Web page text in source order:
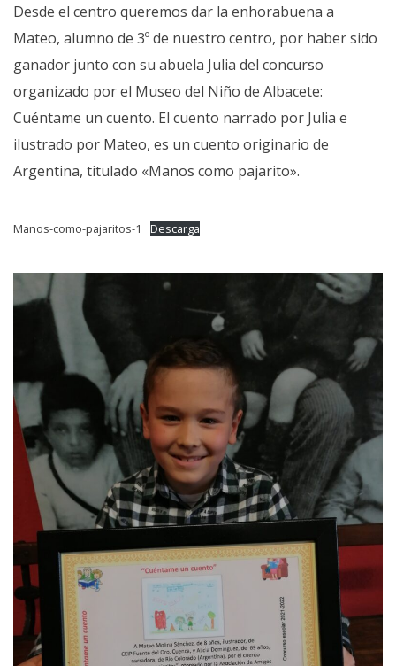
Desde el centro queremos dar la enhorabuena a
Mateo, alumno de 3º de nuestro centro, por haber sido
ganador junto con su abuela Julia del concurso
organizado por el Museo del Niño de Albacete:
Cuéntame un cuento. El cuento narrado por Julia e
ilustrado por Mateo, es un cuento originario de
Argentina, titulado «Manos como pajarito».
Manos-como-pajaritos-1 Descarga